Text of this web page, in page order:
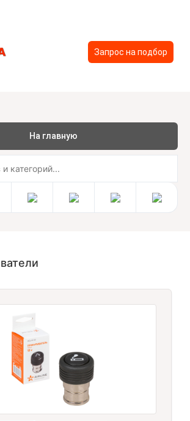
Запрос на подбор
На главную